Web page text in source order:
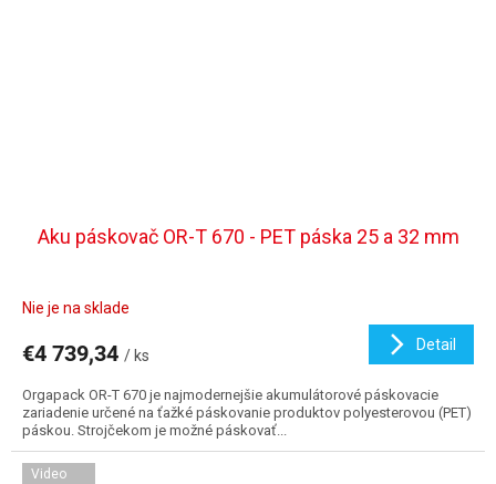
Aku páskovač OR-T 670 - PET páska 25 a 32 mm
Nie je na sklade
€4 739,34 / ks
Detail
Orgapack OR-T 670 je najmodernejšie akumulátorové páskovacie
zariadenie určené na ťažké páskovanie produktov polyesterovou (PET)
páskou. Strojčekom je možné páskovať...
Video